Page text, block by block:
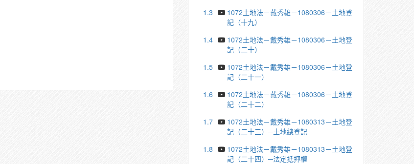
1.3
1072土地法－戴秀雄－1080306－土地登
記（十九）
1.4
1072土地法－戴秀雄－1080306－土地登
記（二十）
1.5
1072土地法－戴秀雄－1080306－土地登
記（二十一）
1.6
1072土地法－戴秀雄－1080306－土地登
記（二十二）
1.7
1072土地法－戴秀雄－1080313－土地登
記（二十三）─土地總登記
1.8
1072土地法－戴秀雄－1080313－土地登
記（二十四）─法定抵押權